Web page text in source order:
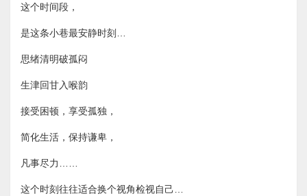
​这个时间段，
是这条小巷最安静时刻…
​思绪清明破孤闷
​生津回甘入喉韵
​接受困顿，享受孤独，
​简化生活，保持谦卑，
​凡事尽力……
​这个时刻往往适合换个视角检视自己…